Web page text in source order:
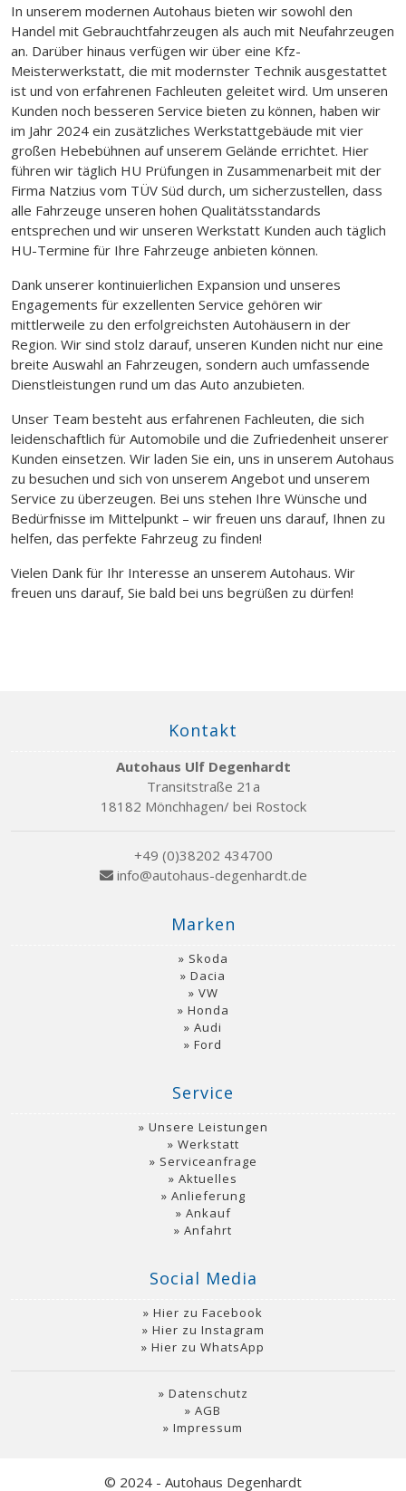
In unserem modernen Autohaus bieten wir sowohl den
Handel mit Gebrauchtfahrzeugen als auch mit Neufahrzeugen
an. Darüber hinaus verfügen wir über eine Kfz-
Meisterwerkstatt, die mit modernster Technik ausgestattet
ist und von erfahrenen Fachleuten geleitet wird. Um unseren
Kunden noch besseren Service bieten zu können, haben wir
im Jahr 2024 ein zusätzliches Werkstattgebäude mit vier
großen Hebebühnen auf unserem Gelände errichtet. Hier
führen wir täglich HU Prüfungen in Zusammenarbeit mit der
Firma Natzius vom TÜV Süd durch, um sicherzustellen, dass
alle Fahrzeuge unseren hohen Qualitätsstandards
entsprechen und wir unseren Werkstatt Kunden auch täglich
HU-Termine für Ihre Fahrzeuge anbieten können.
Dank unserer kontinuierlichen Expansion und unseres
Engagements für exzellenten Service gehören wir
mittlerweile zu den erfolgreichsten Autohäusern in der
Region. Wir sind stolz darauf, unseren Kunden nicht nur eine
breite Auswahl an Fahrzeugen, sondern auch umfassende
Dienstleistungen rund um das Auto anzubieten.
Unser Team besteht aus erfahrenen Fachleuten, die sich
leidenschaftlich für Automobile und die Zufriedenheit unserer
Kunden einsetzen. Wir laden Sie ein, uns in unserem Autohaus
zu besuchen und sich von unserem Angebot und unserem
Service zu überzeugen. Bei uns stehen Ihre Wünsche und
Bedürfnisse im Mittelpunkt – wir freuen uns darauf, Ihnen zu
helfen, das perfekte Fahrzeug zu finden!
Vielen Dank für Ihr Interesse an unserem Autohaus. Wir
freuen uns darauf, Sie bald bei uns begrüßen zu dürfen!
Kontakt
Autohaus Ulf Degenhardt
Transitstraße 21a
18182 Mönchhagen/ bei Rostock
+49 (0)38202 434700
info@autohaus-degenhardt.de
Marken
Skoda
Dacia
VW
Honda
Audi
Ford
Service
Unsere Leistungen
Werkstatt
Serviceanfrage
Aktuelles
Anlieferung
Ankauf
Anfahrt
Social Media
Hier zu Facebook
Hier zu Instagram
Hier zu WhatsApp
Datenschutz
AGB
Impressum
© 2024 - Autohaus Degenhardt